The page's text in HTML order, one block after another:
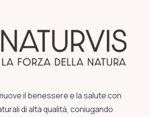
il benessere e la salute con
di alta qualità, coniugando